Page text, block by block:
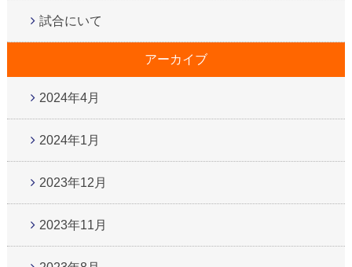
試合にいて
アーカイブ
2024年4月
2024年1月
2023年12月
2023年11月